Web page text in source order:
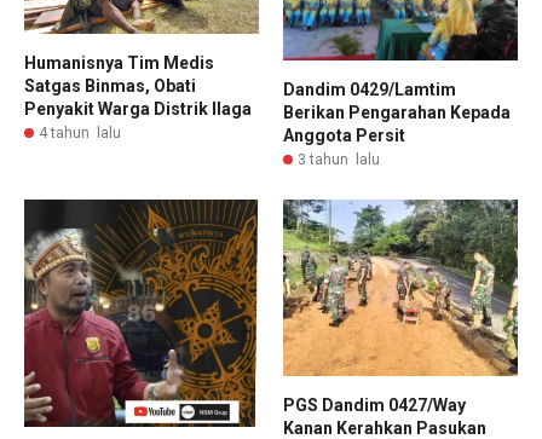
Humanisnya Tim Medis
Satgas Binmas, Obati
Penyakit Warga Distrik Ilaga
4 tahun lalu
Dandim 0429/Lamtim
Berikan Pengarahan Kepada
Anggota Persit
3 tahun lalu
PGS Dandim 0427/Way
Kanan Kerahkan Pasukan